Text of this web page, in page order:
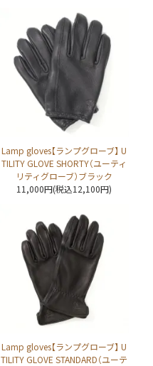
Lamp gloves【ランプグローブ】 U
TILITY GLOVE SHORTY（ユーティ
リティグローブ）ブラック
11,000円(税込12,100円)
Lamp gloves【ランプグローブ】 U
TILITY GLOVE STANDARD（ユーテ